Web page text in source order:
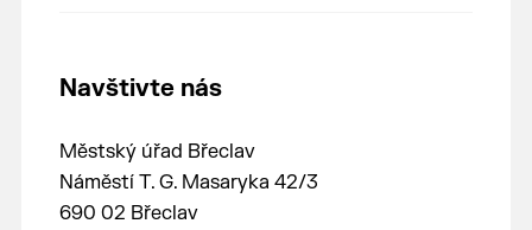
Navštivte nás
Městský úřad Břeclav
Náměstí T. G. Masaryka 42/3
690 02 Břeclav